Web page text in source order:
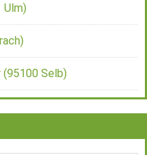
Ulm)
Selb)